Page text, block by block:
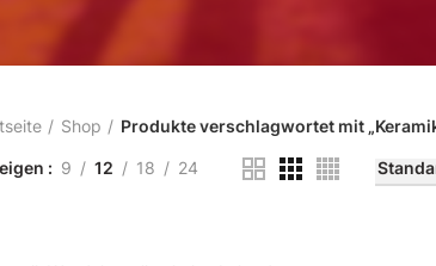
Shop Produkte verschlagwortet mit
9 12 18 24